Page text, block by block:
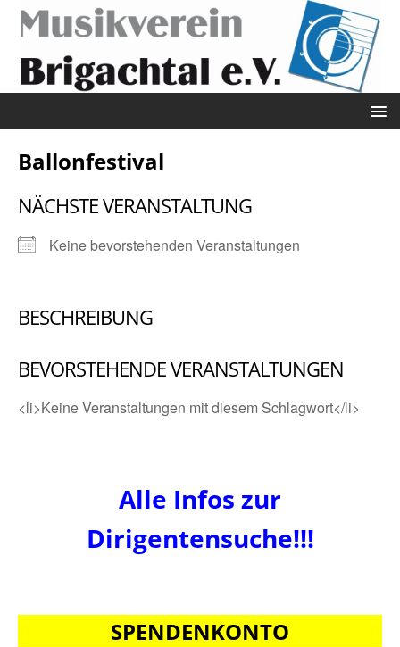
Ballonfestival
NÄCHSTE VERANSTALTUNG
Keine bevorstehenden Veranstaltungen
BESCHREIBUNG
BEVORSTEHENDE VERANSTALTUNGEN
<li>Keine Veranstaltungen mit diesem Schlagwort</li>
Alle Infos zur
Dirigentensuche!!!
SPENDENKONTO